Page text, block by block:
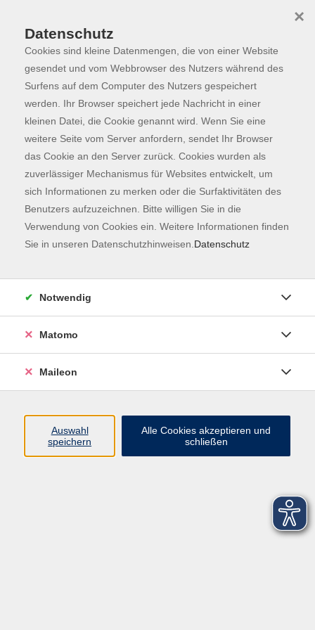
Skip to main content
Programm
Der Kurs konnte nicht gefunden werden.
Kontaktformular
Impressum
AGB
Datenschutzerklärung
Datenschutz
Cookies sind kleine Datenmengen, die von einer Website
gesendet und vom Webbrowser des Nutzers während des
Surfens auf dem Computer des Nutzers gespeichert
werden. Ihr Browser speichert jede Nachricht in einer
kleinen Datei, die Cookie genannt wird. Wenn Sie eine
weitere Seite vom Server anfordern, sendet Ihr Browser
das Cookie an den Server zurück. Cookies wurden als
zuverlässiger Mechanismus für Websites entwickelt, um
sich Informationen zu merken oder die Surfaktivitäten des
Benutzers aufzuzeichnen. Bitte willigen Sie in die
Verwendung von Cookies ein. Weitere Informationen finden
Sie in unseren Datenschutzhinweisen. Datenschutz
×
Notwendig
Matomo
Maileon
Auswahl
speichern
Alle Cookies akzeptieren und
schließen